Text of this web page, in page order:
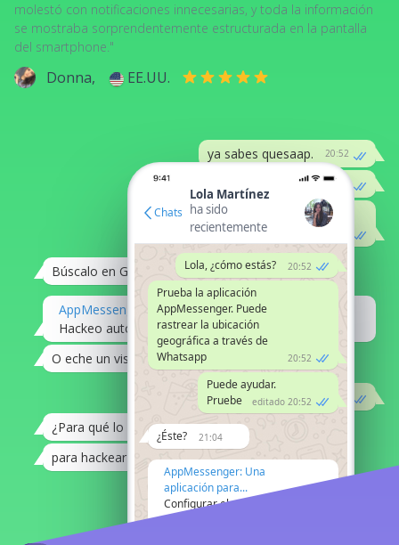
molestó con notificaciones innecesarias, y toda la información
se mostraba sorprendentemente estructurada en la pantalla
del smartphone."
Donna, EE.UU.
20:52
ya sabes quesaap.
20:52
¿se puede piratear?
puede ser
?
21:04
Búscalo en Google
AppMessenger
Hackeo autónomo de cuentas de Whatsapp
21:08
O eche un vistazo a esto
21:12
Gracias, Alex
21:08
¿Para qué lo necesita?
21:08
para hackear el Whatsapp
Estoy preocupado por mi hijo.
Chats
Lola Martínez
ha sido
recientemente
20:52
Lola, ¿cómo estás?
20:52
Prueba la aplicación
AppMessenger. Puede
rastrear la ubicación
geográfica a través de
Whatsapp
editado 20:52
Puede ayudar.
Pruebe
21:04
¿Éste?
AppMessenger: Una
aplicación para...
Configurar el
seguimiento de la